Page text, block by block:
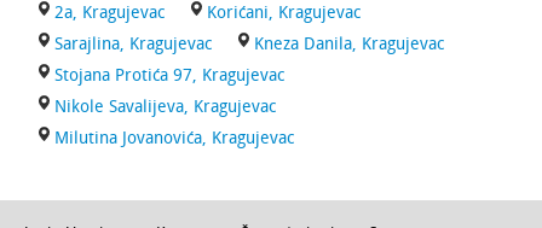
2a, Kragujevac
Korićani, Kragujevac
Sarajlina, Kragujevac
Kneza Danila, Kragujevac
Stojana Protića 97, Kragujevac
Nikole Savalijeva, Kragujevac
Milutina Jovanovića, Kragujevac